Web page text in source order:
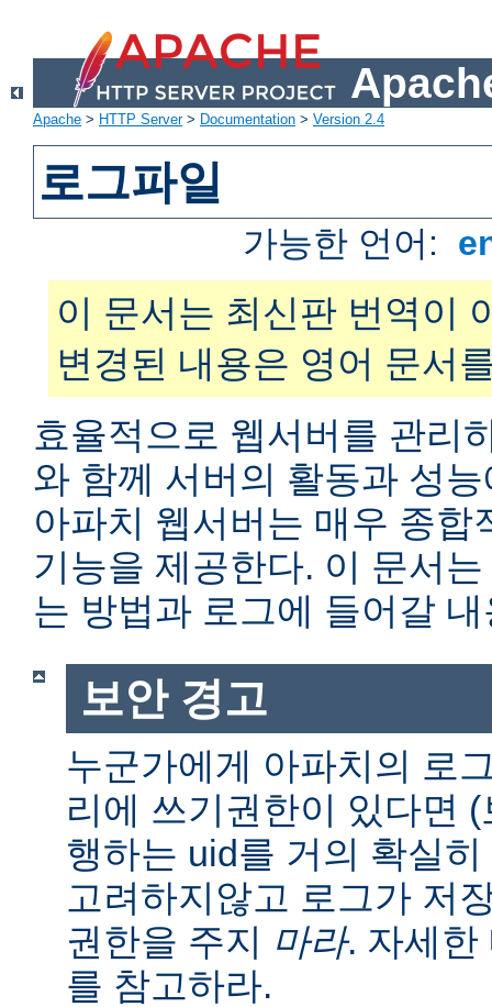
Apache > HTTP Server> Documentation > Version 2.4
로그파일
가능한 언어:
이 문서는 최신판 번역이
변경된 내용은 영어 문서
효율적으로 웹서버를 관리
와 함께 서버의 활동과 성
아파치 웹서버는 매우 종합
기능을 제공한다. 이 문서
는 방법과 로그에 들어갈
보안 경고
누군가에게 아파치의 로
리에 쓰기권한이 있다면
행하는 uid를 거의 확실
고려하지않고 로그가 저
권한을 주지 마라. 자세
를 참고하라.